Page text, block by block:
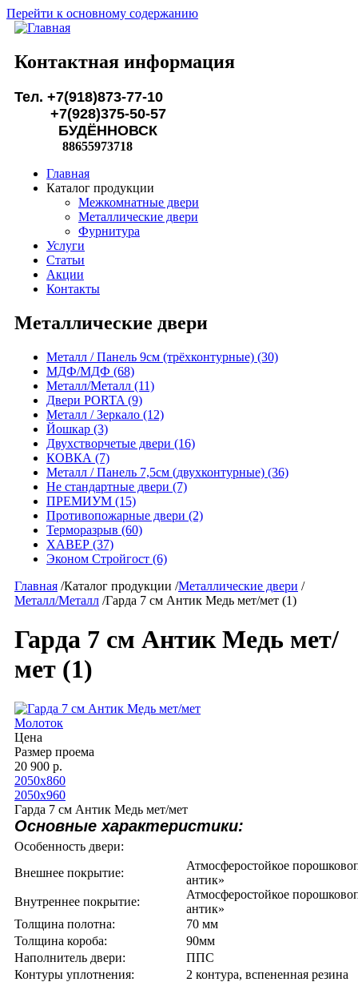
Перейти к основному содержанию
Контактная информация
Тел. +7(918)873-77-10
+7(928)375-50-57
БУДЁННОВСК
88655973718
Главная
Каталог продукции
Межкомнатные двери
Металлические двери
Фурнитура
Услуги
Статьи
Акции
Контакты
Металлические двери
Металл / Панель 9см (трёхконтурные) (30)
МДФ/МДФ (68)
Металл/Металл (11)
Двери PORTA (9)
Металл / Зеркало (12)
Йошкар (3)
Двухстворчетые двери (16)
КОВКА (7)
Металл / Панель 7,5см (двухконтурные) (36)
Не стандартные двери (7)
ПРЕМИУМ (15)
Противопожарные двери (2)
Терморазрыв (60)
ХАВЕР (37)
Эконом Стройгост (6)
Главная /Каталог продукции /Металлические двери /
Металл/Металл /Гарда 7 см Антик Медь мет/мет (1)
Гарда 7 см Антик Медь мет/
мет (1)
Молоток
Цена
Размер проема
20 900 р.
2050х860
2050х960
Гарда 7 см Антик Медь мет/мет
Основные характеристики:
Особенность двери:
Внешнее покрытие:
Атмосферостойкое
антик»
Внутреннее покрытие:
Атмосферостойкое
антик»
Толщина полотна:
70 мм
Толщина короба:
90мм
Наполнитель двери:
ППС
Контуры уплотнения:
2 контура, вспененная резина